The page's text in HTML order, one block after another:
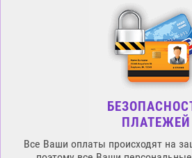
ПЛАТЕЖЕЙ
Все Ваши оплаты происходят на